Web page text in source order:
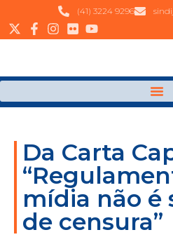
(41) 3224 9296
Da Carta
mídia não é
de censura”